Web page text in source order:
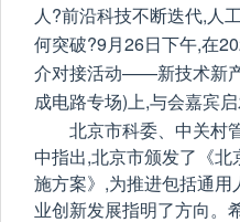
人?前沿科技不断迭代,人
何突破?9月26日下午,在
介对接活动——新技术新
成电路专场)上,与会嘉宾启
北京市科委、中关村
中指出,北京市颁发了《
施方案》,为推进包括通
业创新发展指明了方向。